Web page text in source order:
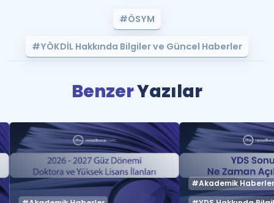
#ÖSYM
#YÖKDİL Hakkında Bilgiler ve Güncel Haberler
BenzerYazılar
#Akademik